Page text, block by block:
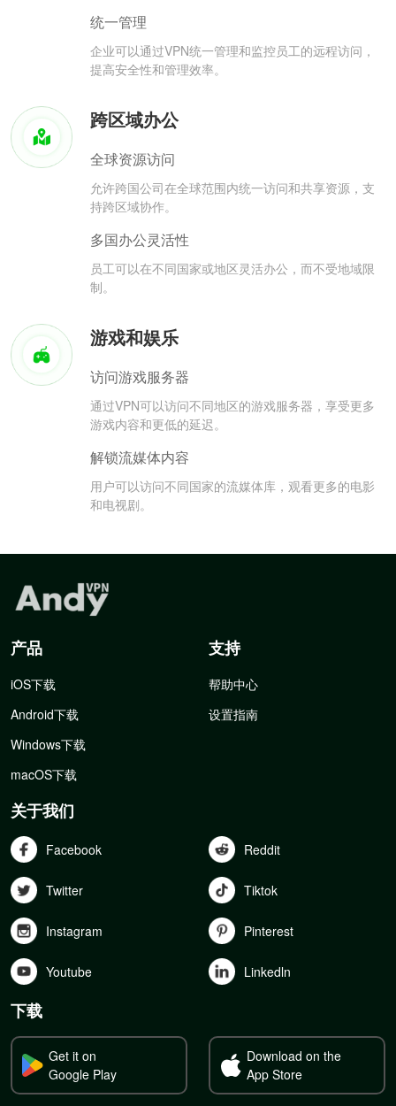
统一管理
企业可以通过VPN统一管理和监控员工的远程访问，
提高安全性和管理效率。
跨区域办公
全球资源访问
允许跨国公司在全球范围内统一访问和共享资源，支
持跨区域协作。
多国办公灵活性
员工可以在不同国家或地区灵活办公，而不受地域限
制。
游戏和娱乐
访问游戏服务器
通过VPN可以访问不同地区的游戏服务器，享受更多
游戏内容和更低的延迟。
解锁流媒体内容
用户可以访问不同国家的流媒体库，观看更多的电影
和电视剧。
产品
iOS下载
Android下载
Windows下载
macOS下载
支持
帮助中心
设置指南
关于我们
Facebook Reddit
Twitter Tiktok
Instagram Pinterest
Youtube Linkedln
下载
Get it on
Google Play
Download on the
App Store